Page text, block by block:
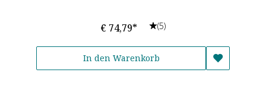
€ 74,79* (5)
In den Warenkorb